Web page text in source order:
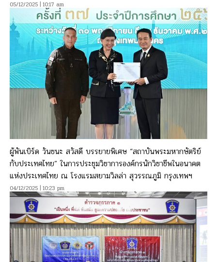
05/12/2025 | 10:17 am
ผู้พันเบิร์ด วันชนะ สวัสดี บรรยายพิเศษ “สถาบันพระมหากษัตริย์
กับประเทศไทย” ในการประชุมวิชาการองค์กรนักวิชาชีพในอนาคต
แห่งประเทศไทย ณ โรงแรมสยามวิลล่า สุวรรณภูมิ กรุงเทพฯ
04/12/2025 | 10:23 pm